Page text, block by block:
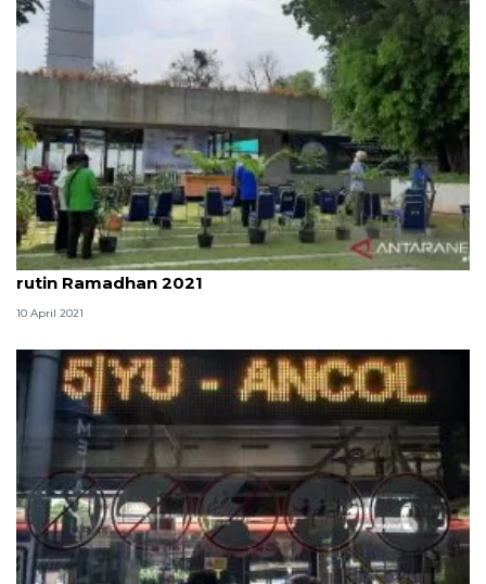
Masjid Amir Hamzah TIM selenggarakan ibadah
rutin Ramadhan 2021
10 April 2021